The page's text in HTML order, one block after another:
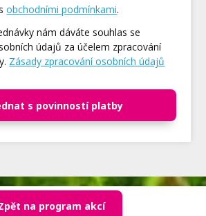
obchodními podmínkami.
nám dáváte souhlas se
údajů za účelem zpracování
Zásady zpracování osobních údajů
s povinností platby
na program akcí